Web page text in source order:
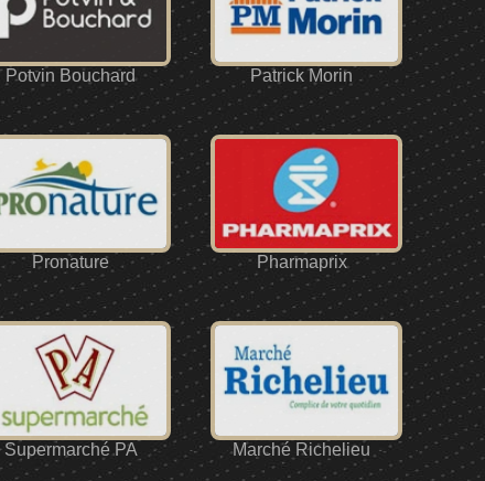
Potvin Bouchard Patrick Morin
Pronature Pharmaprix
Supermarché PA Marché Richelieu